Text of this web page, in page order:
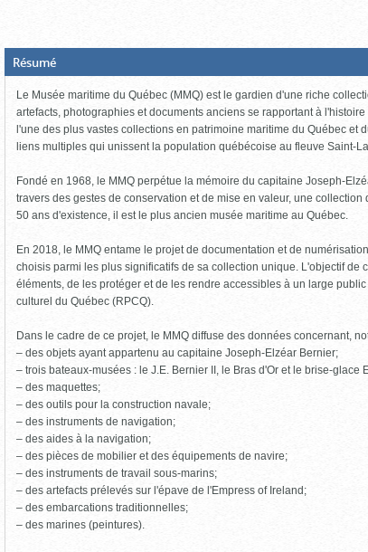
Résumé(Boite
ouverte,
cliquer
pour
fermer)
Le Musée maritime du Québec (MMQ) est le gardien d'une riche
artefacts, photographies et documents anciens se rapportant à
l'une des plus vastes collections en patrimoine maritime du Québec et
liens multiples qui unissent la population québécoise au fleuve Saint-
Fondé en 1968, le MMQ perpétue la mémoire du capitaine Joseph-
travers des gestes de conservation et de mise en valeur, une collection
50 ans d'existence, il est le plus ancien musée maritime au Québec.
En 2018, le MMQ entame le projet de documentation et de
choisis parmi les plus significatifs de sa collection unique. L'objectif de
éléments, de les protéger et de les rendre accessibles à un large
culturel du Québec (RPCQ).
Dans le cadre de ce projet, le MMQ diffuse des données concernant,
– des objets ayant appartenu au capitaine Joseph-Elzéar Bernier;
– trois bateaux-musées : le J.E. Bernier II, le Bras d'Or et le brise-glace
– des maquettes;
– des outils pour la construction navale;
– des instruments de navigation;
– des aides à la navigation;
– des pièces de mobilier et des équipements de navire;
– des instruments de travail sous-marins;
– des artefacts prélevés sur l'épave de l'Empress of Ireland;
– des embarcations traditionnelles;
– des marines (peintures).